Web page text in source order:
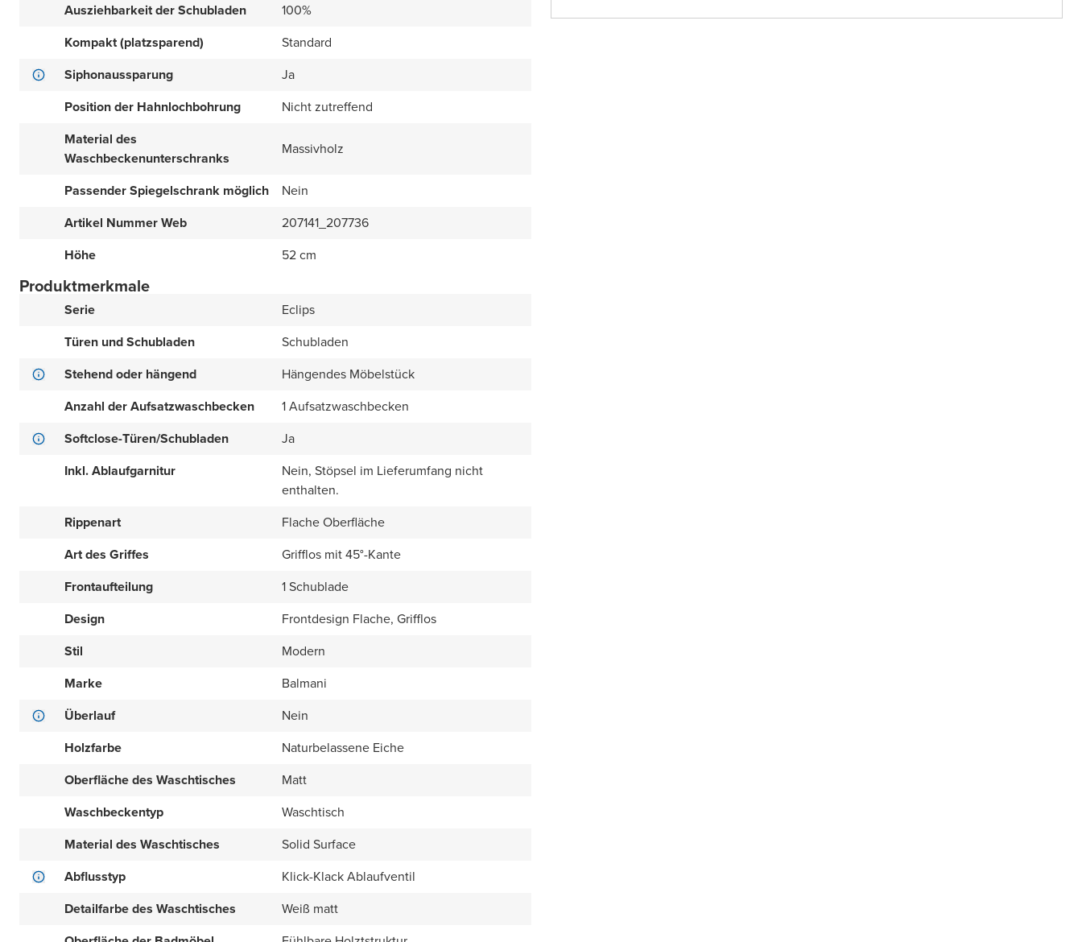
Ausziehbarkeit der Schubladen
100%
Kompakt (platzsparend)
Standard
Siphonaussparung
Ja
Position der Hahnlochbohrung
Nicht zutreffend
Material des
Waschbeckenunterschranks
Massivholz
Passender Spiegelschrank möglich
Nein
Artikel Nummer Web
207141_207736
Höhe
52 cm
Produktmerkmale
Serie
Eclips
Türen und Schubladen
Schubladen
Stehend oder hängend
Hängendes Möbelstück
Anzahl der Aufsatzwaschbecken
1 Aufsatzwaschbecken
Softclose-Türen/Schubladen
Ja
Inkl. Ablaufgarnitur
Nein, Stöpsel im Lieferumfang nicht
enthalten.
Rippenart
Flache Oberfläche
Art des Griffes
Grifflos mit 45°-Kante
Frontaufteilung
1 Schublade
Design
Frontdesign Flache, Grifflos
Stil
Modern
Marke
Balmani
Überlauf
Nein
Holzfarbe
Naturbelassene Eiche
Oberfläche des Waschtisches
Matt
Waschbeckentyp
Waschtisch
Material des Waschtisches
Solid Surface
Abflusstyp
Klick-Klack Ablaufventil
Detailfarbe des Waschtisches
Weiß matt